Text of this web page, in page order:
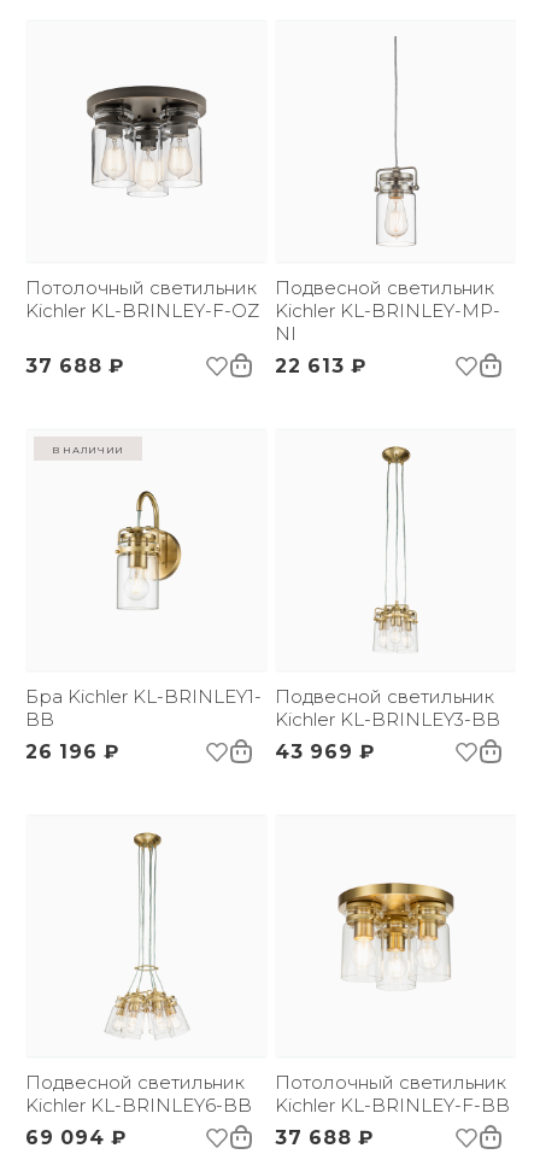
Потолочный светильник
Kichler KL-BRINLEY-F-OZ
37 688 ₽
Подвесной светильник
Kichler KL-BRINLEY-MP-
NI
22 613 ₽
в наличии
Бра Kichler KL-BRINLEY1-
BB
26 196 ₽
Подвесной светильник
Kichler KL-BRINLEY3-BB
43 969 ₽
Подвесной светильник
Kichler KL-BRINLEY6-BB
69 094 ₽
Потолочный светильник
Kichler KL-BRINLEY-F-BB
37 688 ₽